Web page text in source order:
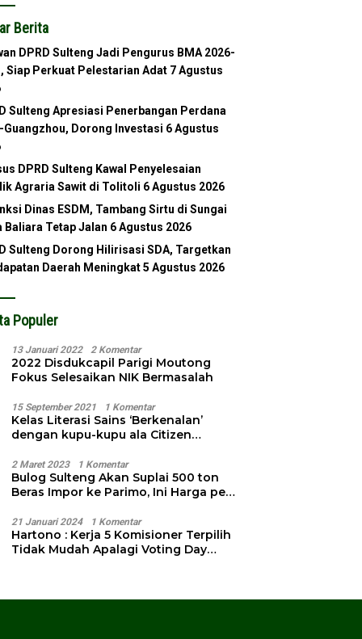
Berita
DPRD Sulteng Jadi Pengurus BMA 2026-
Siap Perkuat Pelestarian Adat 7 Agustus
Sulteng Apresiasi Penerbangan Perdana
Guangzhou, Dorong Investasi 6 Agustus
DPRD Sulteng Kawal Penyelesaian
Agraria Sawit di Tolitoli 6 Agustus 2026
Dinas ESDM, Tambang Sirtu di Sungai
Baliara Tetap Jalan 6 Agustus 2026
Sulteng Dorong Hilirisasi SDA, Targetkan
Daerah Meningkat 5 Agustus 2026
Populer
13 Januari 2022 2 Komentar
2022 Disdukcapil Parigi Moutong
Fokus Selesaikan NIK Bermasalah
15 September 2021 1 Komentar
Kelas Literasi Sains ‘Berkenalan’
dengan kupu-kupu ala Citizen
2 Maret 2023 1 Komentar
Bulog Sulteng Akan Suplai 500 ton
Beras Impor ke Parimo, Ini Harga per
21 Januari 2024 1 Komentar
Hartono : Kerja 5 Komisioner Terpilih
Tidak Mudah Apalagi Voting Day